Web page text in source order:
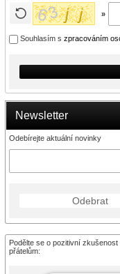
Newsletter
Odebírejte aktuální novinky
Odebrat
Podělte se o pozitivní
přátelům:
»
Souhlasím s zpracováním